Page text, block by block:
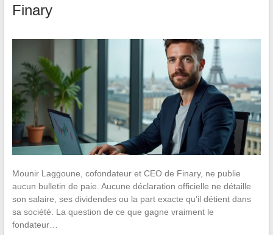
Finary
Mounir Laggoune, cofondateur et CEO de Finary, ne publie
aucun bulletin de paie. Aucune déclaration officielle ne détaille
son salaire, ses dividendes ou la part exacte qu’il détient dans
sa société. La question de ce que gagne vraiment le
fondateur…